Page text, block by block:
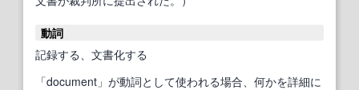
動詞
記録する、文書化する
「document」が動詞として使われる場合、何かを詳細に